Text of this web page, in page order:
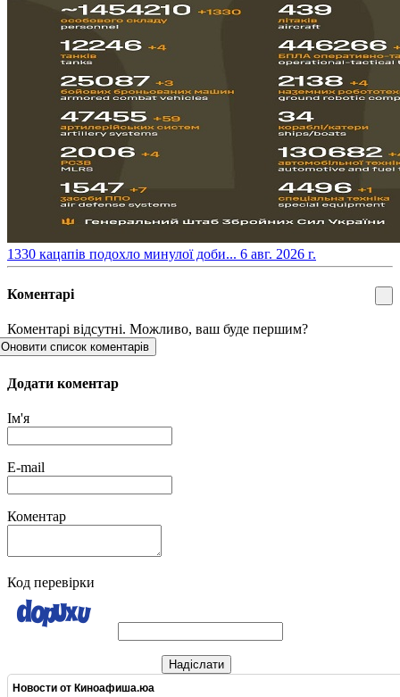
​1330 кацапів подохло минулої доби... 6 авг. 2026 г.
Коментарі
Коментарі відсутні. Можливо, ваш буде першим?
Оновити список коментарів
Додати коментар
Ім'я
E-mail
Коментар
Код перевірки
Надіслати
Новости от Киноафиша.юа